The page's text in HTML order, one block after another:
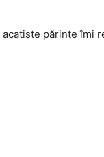
părinte îmi